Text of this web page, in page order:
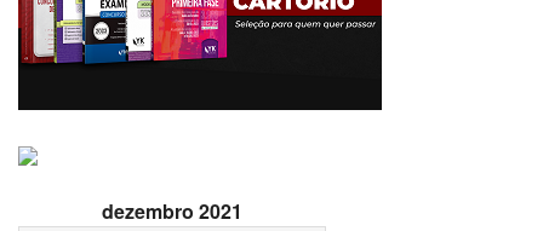
dezembro 2021